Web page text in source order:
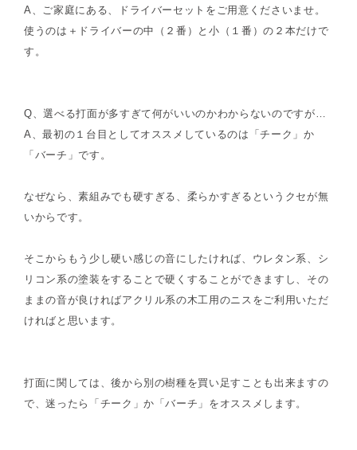
A、ご家庭にある、ドライバーセットをご用意くださいませ。
使うのは＋ドライバーの中（２番）と小（１番）の２本だけで
す。
Q、選べる打面が多すぎて何がいいのかわからないのですが…
A、最初の１台目としてオススメしているのは「チーク」か
「バーチ」です。
なぜなら、素組みでも硬すぎる、柔らかすぎるというクセが無
いからです。
そこからもう少し硬い感じの音にしたければ、ウレタン系、シ
リコン系の塗装をすることで硬くすることができますし、その
ままの音が良ければアクリル系の木工用のニスをご利用いただ
ければと思います。
打面に関しては、後から別の樹種を買い足すことも出来ますの
で、迷ったら「チーク」か「バーチ」をオススメします。